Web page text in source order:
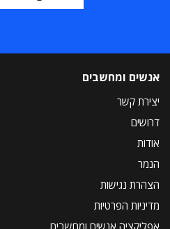
אנשים ומחשבים
יצירת קשר
דרושים
אודות
הנמר
הצהרת נגישות
מדיניות הפרטיות
אפליקציה אנשים ומחשבים